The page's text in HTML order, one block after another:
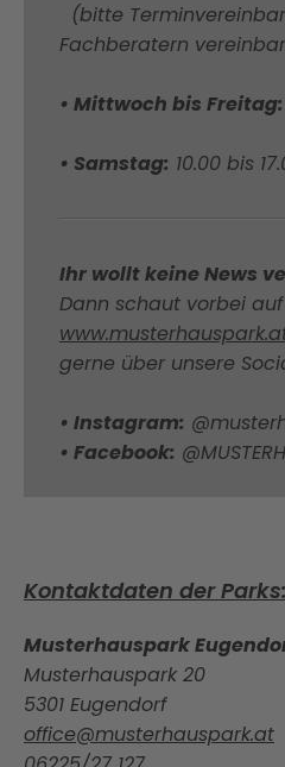
(bitte
Fachberatern
• Mittwoch bis Freitag:
• Samstag: 10.00 bis
Ihr wollt keine News
Dann schaut vorbei auf
gerne über unsere
• Instagram:
• Facebook:
Kontaktdaten der Parks:
Musterhauspark
Musterhauspark 20
5301 Eugendorf
office@musterhauspark.at